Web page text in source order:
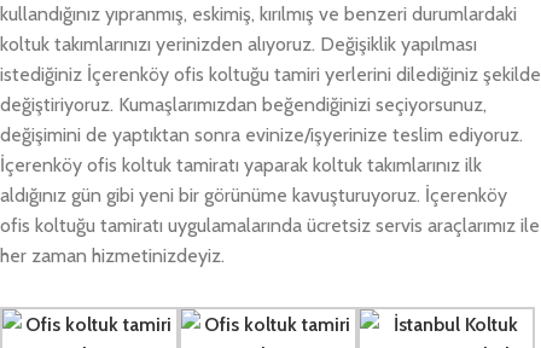
kullandığınız yıpranmış, eskimiş, kırılmış ve benzeri durumlardaki
koltuk takımlarınızı yerinizden alıyoruz. Değişiklik yapılması
istediğiniz İçerenköy ofis koltuğu tamiri yerlerini dilediğiniz şekilde
değiştiriyoruz. Kumaşlarımızdan beğendiğinizi seçiyorsunuz,
değişimini de yaptıktan sonra evinize/işyerinize teslim ediyoruz.
İçerenköy ofis koltuk tamiratı yaparak koltuk takımlarınız ilk
aldığınız gün gibi yeni bir görünüme kavuşturuyoruz. İçerenköy
ofis koltuğu tamiratı uygulamalarında ücretsiz servis araçlarımız ile
her zaman hizmetinizdeyiz.